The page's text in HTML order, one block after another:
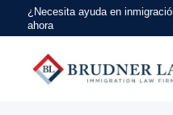
¿Necesita ayuda en
ahora